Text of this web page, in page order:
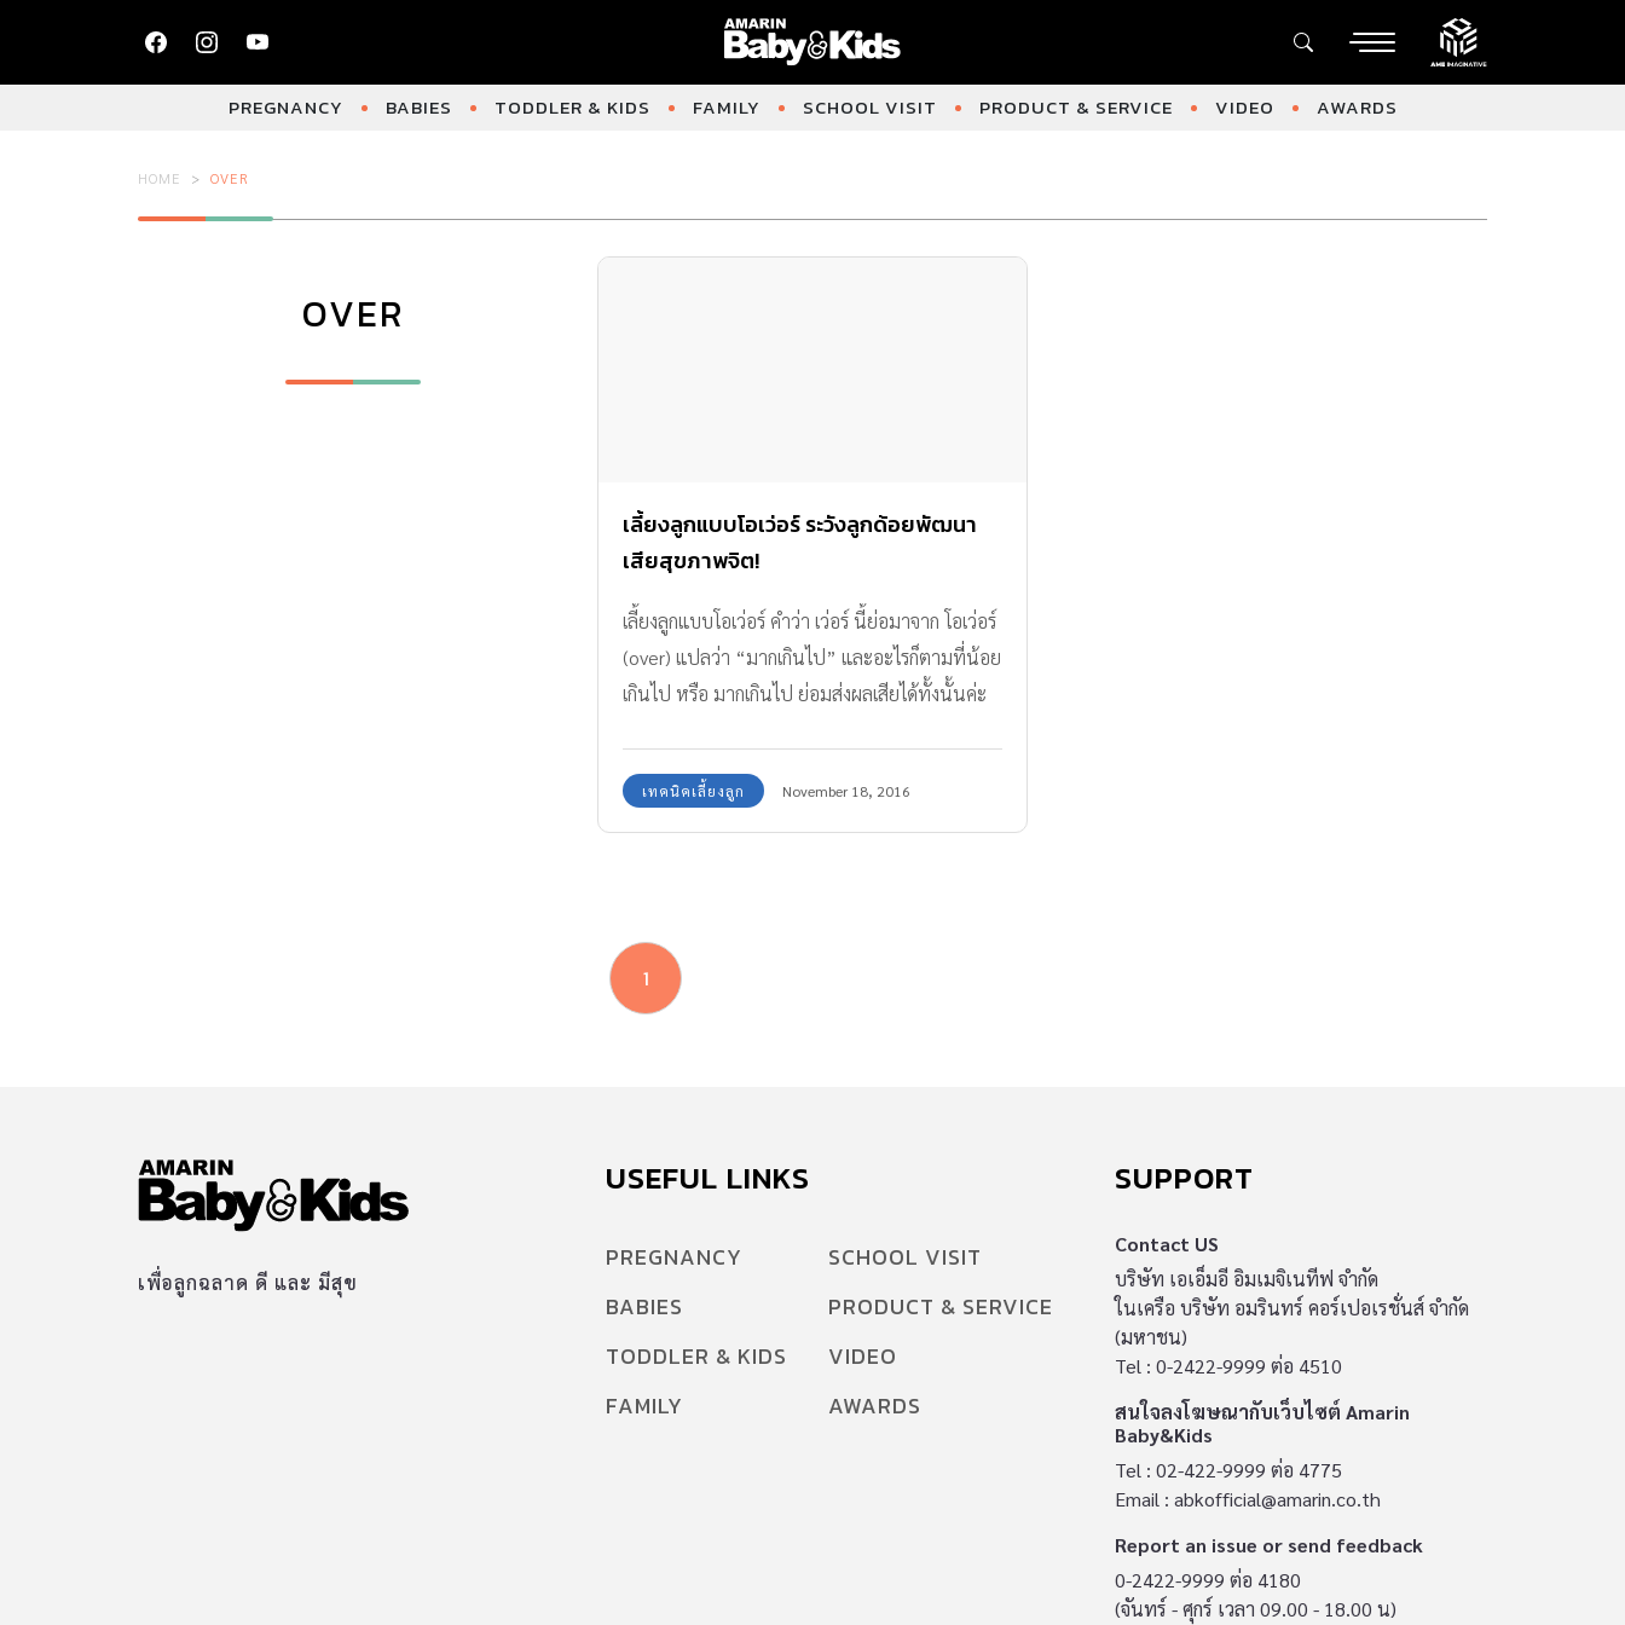
PREGNANCY BABIES TODDLER & KIDS FAMILY SCHOOL VISIT PRODUCT & SERVICE VIDEO AWARDS
HOME OVER
OVER
เลี้ยงลูกแบบโอเว่อร์ ระวังลูกด้อยพัฒนา
เสียสุขภาพจิต!
เลี้ยงลูกแบบโอเว่อร์ คำว่า เว่อร์ นี้ย่อมาจาก โอเว่อร์
(over) แปลว่า “มากเกินไป” และอะไรก็ตามที่น้อย
เกินไป หรือ มากเกินไป ย่อมส่งผลเสียได้ทั้งนั้นค่ะ
เทคนิคเลี้ยงลูก November 18, 2016
1
เพื่อลูกฉลาด ดี และ มีสุข
USEFUL LINKS
PREGNANCY
BABIES
TODDLER & KIDS
FAMILY
SCHOOL VISIT
PRODUCT & SERVICE
VIDEO
AWARDS
SUPPORT
Contact US
บริษัท เอเอ็มอี อิมเมจิเนทีฟ จำกัด
ในเครือ บริษัท อมรินทร์ คอร์เปอเรชั่นส์ จำกัด
(มหาชน)
Tel : 0-2422-9999 ต่อ 4510
สนใจลงโฆษณากับเว็บไซต์ Amarin
Baby&Kids
Tel : 02-422-9999 ต่อ 4775
Email : abkofficial@amarin.co.th
Report an issue or send feedback
0-2422-9999 ต่อ 4180
(จันทร์ - ศุกร์ เวลา 09.00 - 18.00 น)